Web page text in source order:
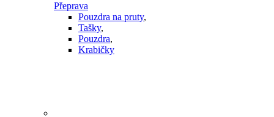
Přeprava
Pouzdra na pruty,
Tašky,
Pouzdra,
Krabičky